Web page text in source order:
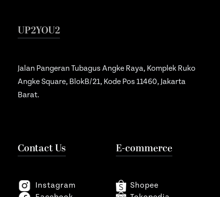
UP2YOU2
Jalan Pangeran Tubagus Angke Raya, Komplek Ruko
Angke Square, BlokB/21, Kode Pos 11460, Jakarta
Barat.
Contact Us
Instagram
E-commerce
Shopee